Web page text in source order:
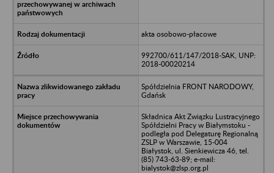
akta osobowo-płacowe
992700/611/147/2018-SAK, UNP:
2018-00020214
Spółdzielnia FRONT NARODOWY,
Gdańsk
Składnica Akt Związku Lustracyjnego
Spółdzielni Pracy w Białymstoku -
podległa pod Delegaturę Regionalną
ZSLP w Warszawie, 15-004
Białystok, ul. Sienkiewicza 46, tel.
(85) 743-63-89; e-mail:
bialystok@zlsp.org.pl